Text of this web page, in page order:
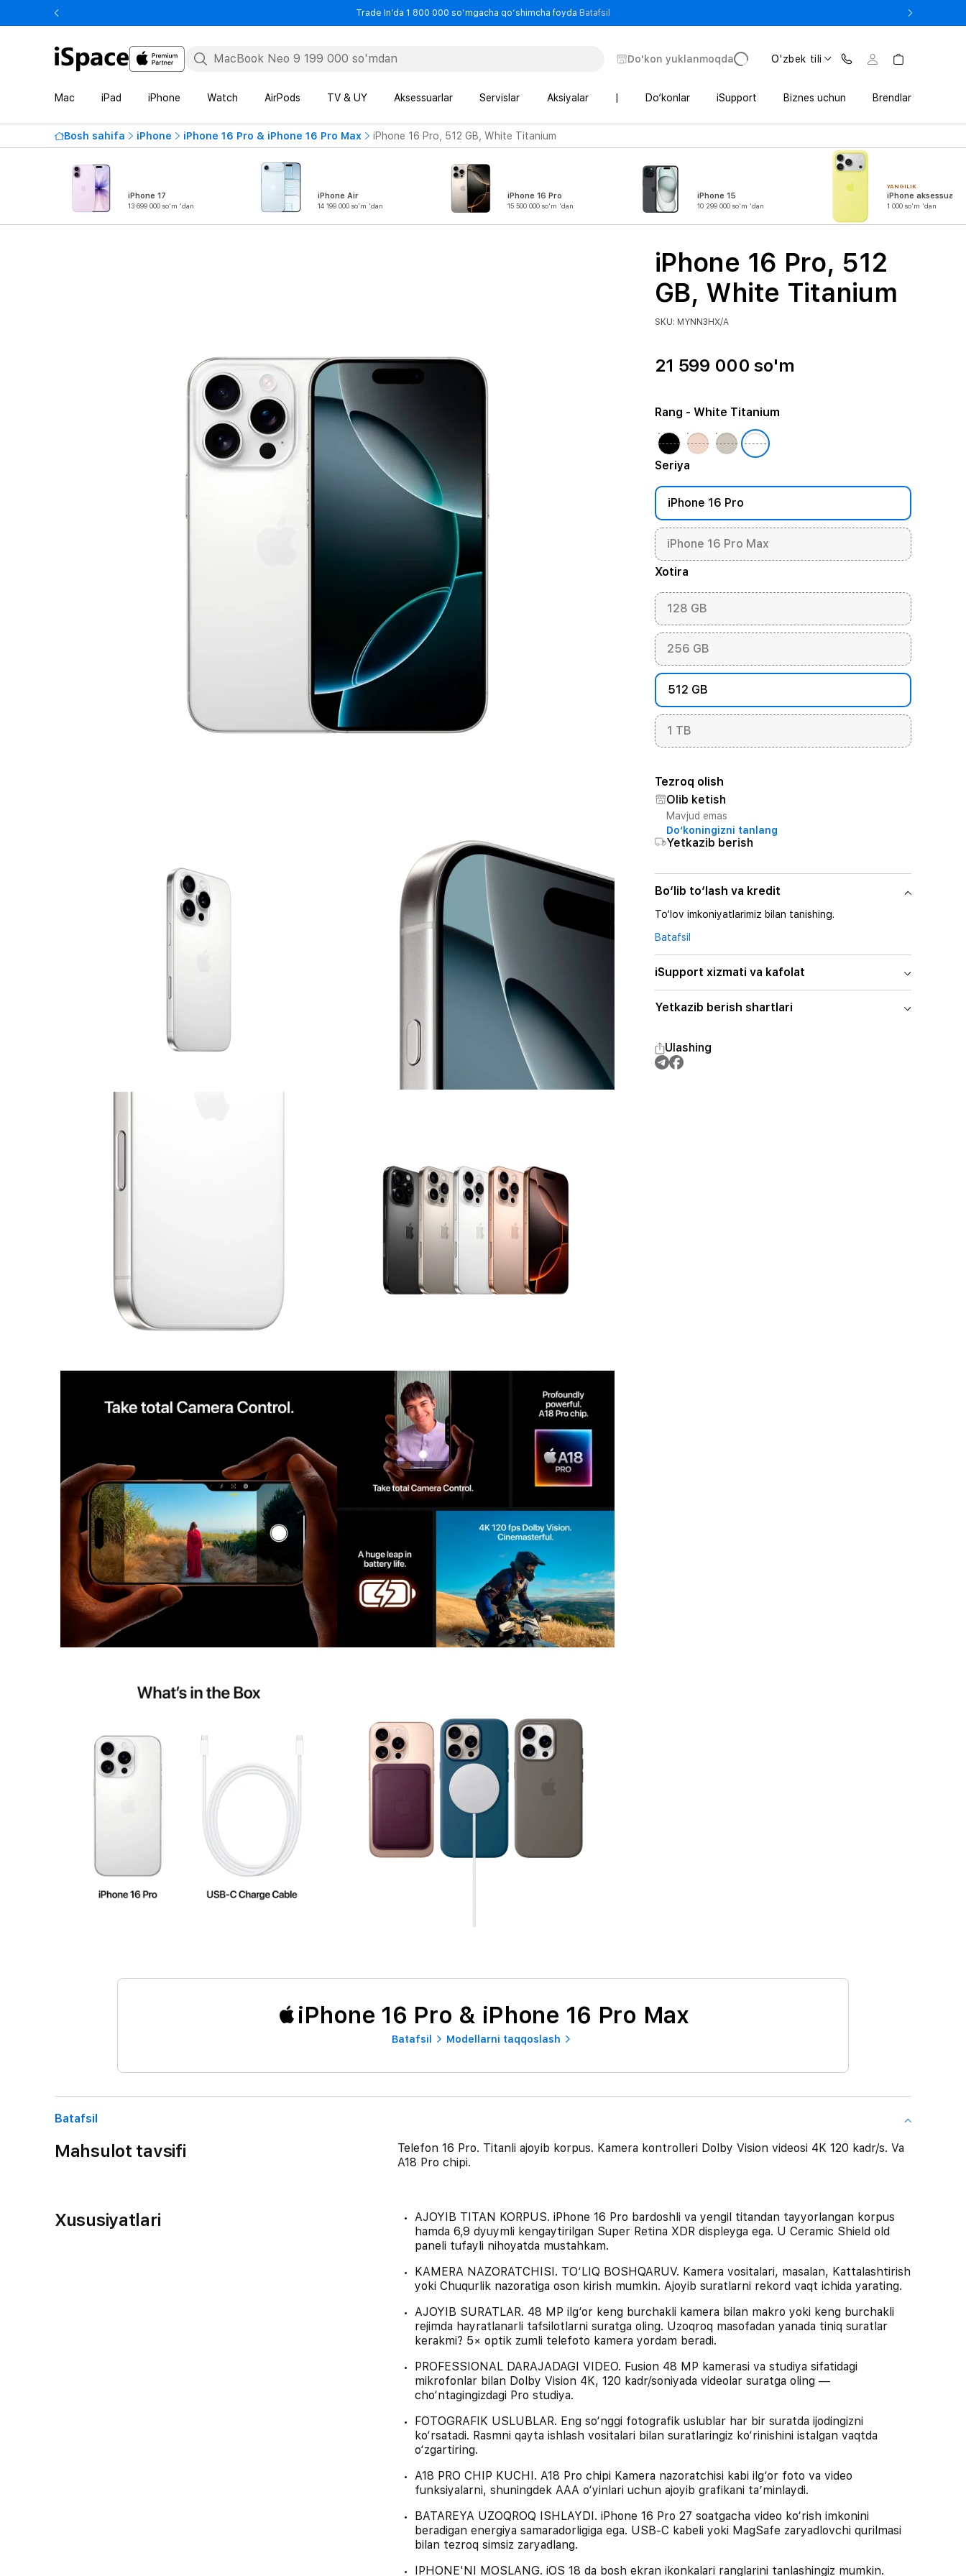
Trade In’da 1 800 000 so‘mgacha qo‘shimcha foyda Batafsil
Do'kon yuklanmoqda O'zbek tili
Mac iPad iPhone Watch AirPods TV & UY Aksessuarlar Servislar Aksiyalar Do‘konlar iSupport Biznes uchun Brendlar
Bosh sahifa iPhone iPhone 16 Pro & iPhone 16 Pro Max iPhone 16 Pro, 512 GB, White Titanium
iPhone 17
13 699 000 so'm 'dan
iPhone Air
14 199 000 so'm 'dan
iPhone 16 Pro
15 500 000 so'm 'dan
iPhone 15
10 299 000 so'm 'dan
YANGILIK
iPhone
1 000 so'm 'dan
iPhone 16 Pro, 512
GB, White Titanium
SKU: MYNN3HX/A
21 599 000 so'm
Seriya
iPhone 16 Pro
iPhone 16 Pro Max
Xotira
128 GB
256 GB
512 GB
1 TB
Rang - White Titanium
Tezroq olish
Olib ketish
Mavjud emas
Do‘koningizni tanlang
Yetkazib berish
Bo‘lib to‘lash va kredit
To‘lov imkoniyatlarimiz bilan tanishing.
Batafsil
iSupport xizmati va kafolat
Yetkazib berish shartlari
Ulashing
iPhone 16 Pro & iPhone 16 Pro Max
Batafsil Modellarni taqqoslash
Batafsil
Mahsulot tavsifi
Telefon 16 Pro. Titanli ajoyib korpus. Kamera kontrolleri Dolby Vision videosi 4K 120 kadr/s. Va
A18 Pro chipi.
Xususiyatlari
AJOYIB TITAN KORPUS. iPhone 16 Pro bardoshli va yengil titandan tayyorlangan korpus
hamda 6,9 dyuymli kengaytirilgan Super Retina XDR displeyga ega. U Ceramic Shield old
paneli tufayli nihoyatda mustahkam.
KAMERA NAZORATCHISI. TO‘LIQ BOSHQARUV. Kamera vositalari, masalan, Kattalashtirish
yoki Chuqurlik nazoratiga oson kirish mumkin. Ajoyib suratlarni rekord vaqt ichida yarating.
AJOYIB SURATLAR. 48 MP ilg‘or keng burchakli kamera bilan makro yoki keng burchakli
rejimda hayratlanarli tafsilotlarni suratga oling. Uzoqroq masofadan yanada tiniq suratlar
kerakmi? 5× optik zumli telefoto kamera yordam beradi.
PROFESSIONAL DARAJADAGI VIDEO. Fusion 48 MP kamerasi va studiya sifatidagi
mikrofonlar bilan Dolby Vision 4K, 120 kadr/soniyada videolar suratga oling —
cho‘ntagingizdagi Pro studiya.
FOTOGRAFIK USLUBLAR. Eng so‘nggi fotografik uslublar har bir suratda ijodingizni
ko‘rsatadi. Rasmni qayta ishlash vositalari bilan suratlaringiz ko‘rinishini istalgan vaqtda
o‘zgartiring.
A18 PRO CHIP KUCHI. A18 Pro chipi Kamera nazoratchisi kabi ilg‘or foto va video
funksiyalarni, shuningdek AAA o‘yinlari uchun ajoyib grafikani ta’minlaydi.
BATAREYA UZOQROQ ISHLAYDI. iPhone 16 Pro 27 soatgacha video ko‘rish imkonini
beradigan energiya samaradorligiga ega. USB‑C kabeli yoki MagSafe zaryadlovchi qurilmasi
bilan tezroq simsiz zaryadlang.
IPHONE'NI MOSLANG. iOS 18 da bosh ekran ikonkalari ranglarini tanlashingiz mumkin.